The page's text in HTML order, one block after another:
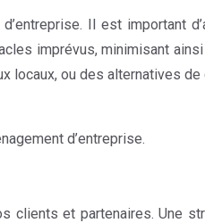
Il est important
imprévus, minimisant
ou des alternatives
d’entreprise.
clients et partenaires. Une